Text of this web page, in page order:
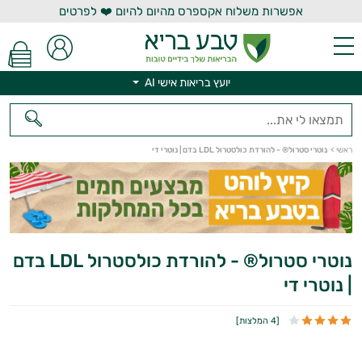
אפשרות משלוח אקספרס מהיום להיום ❤️ לפרטים
יועץ בריאות אישי AI
ראשי > נוטרי סטרול® - להורדת כולסטרול LDL בדם | נוטרי די
נוטרי סטרול® - להורדת כולסטרול LDL בדם
| נוטרי די
[4 המלצות ]
יועץ בריאות אישי AI